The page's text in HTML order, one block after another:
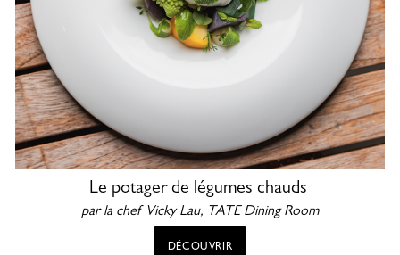
Le potager de légumes chauds
par la chef Vicky Lau, TATE Dining Room
DÉCOUVRIR